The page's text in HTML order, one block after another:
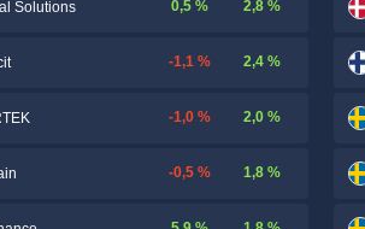
Solutions 0,5 % 2,8 %
-1,1 % 2,4 %
-1,0 % 2,0 %
-0,5 % 1,8 %